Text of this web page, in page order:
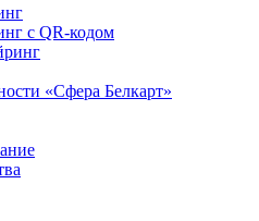
с QR-кодом
«Сфера Белкарт»